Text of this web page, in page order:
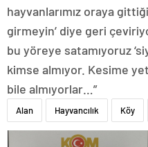
hayvanlarımız oraya
girmeyin’ diye geri
bu yöreye satamıyoruz
kimse almıyor. Kesime
bile almıyorlar…”
Alan Hayvancılık Köy